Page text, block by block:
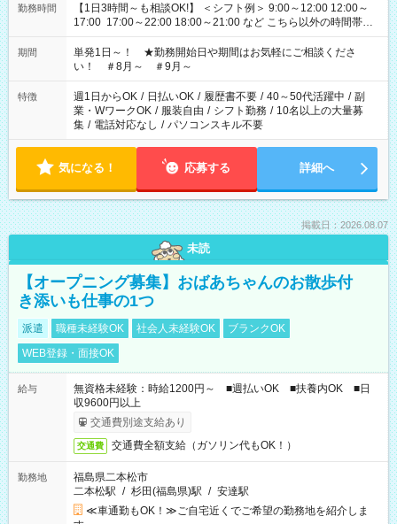
勤務時間
【1日3時間～も相談OK!】 ＜シフト例＞ 9:00～12:00 12:00～
17:00 17:00～22:00 18:00～21:00 など こちら以外の時間帯も
お気軽にご相談ください！
期間
単発1日～！ ★勤務開始日や期間はお気軽にご相談くださ
い！ ＃8月～ ＃9月～
特徴 週1日からOK / 日払いOK / 履歴書不要 / 40～50代活躍中 / 副
業・WワークOK / 服装自由 / シフト勤務 / 10名以上の大量募
集 / 電話対応なし / パソコンスキル不要
気になる！ 応募する 詳細へ
掲載日：2026.08.07
未読
【オープニング募集】おばあちゃんのお散歩付
き添いも仕事の1つ
派遣 職種未経験OK 社会人未経験OK
ブランクOK
WEB登録・面接OK
給与
無資格未経験：時給1200円～ ■週払いOK ■扶養内OK ■日
収9600円以上
交通費別途支給あり
交通費 交通費全額支給（ガソリン代もOK！）
勤務地
福島県二本松市
二本松駅 / 杉田(福島県)駅 / 安達駅
≪車通勤もOK！≫ご自宅近くでご希望の勤務地を紹介しま